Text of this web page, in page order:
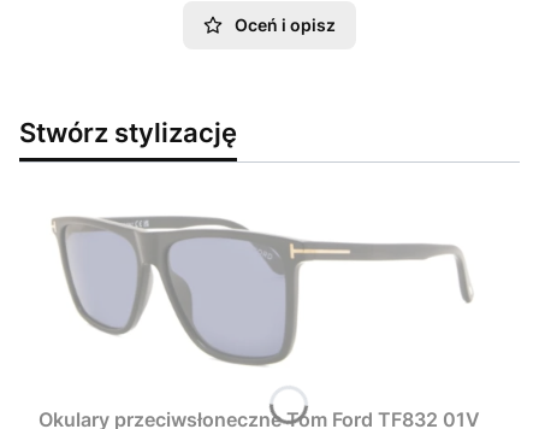
Oceń i opisz
Stwórz stylizację
Okulary przeciwsłoneczne Tom Ford TF832 01V